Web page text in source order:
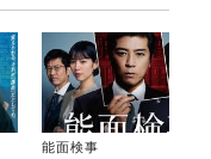
能面検事